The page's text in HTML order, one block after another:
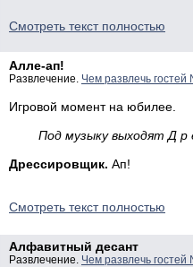
Смотреть текст полностью
Алле-ап!
Развлечение. Чем развлечь
Игровой момент на юбилее.
Под музыку выходят Д р
Дрессировщик. Ап!
Смотреть текст полностью
Алфавитный десант
Развлечение. Чем развлечь